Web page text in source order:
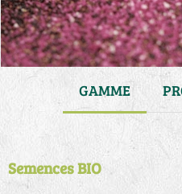
GAMME
Semences BIO